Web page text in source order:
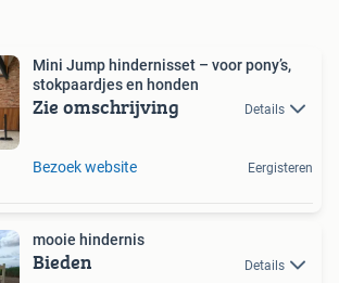
Mini Jump hindernisset – voor pony’s,
stokpaardjes en honden
Zie omschrijving Details
Bezoek website Eergisteren
mooie hindernis
Bieden Details